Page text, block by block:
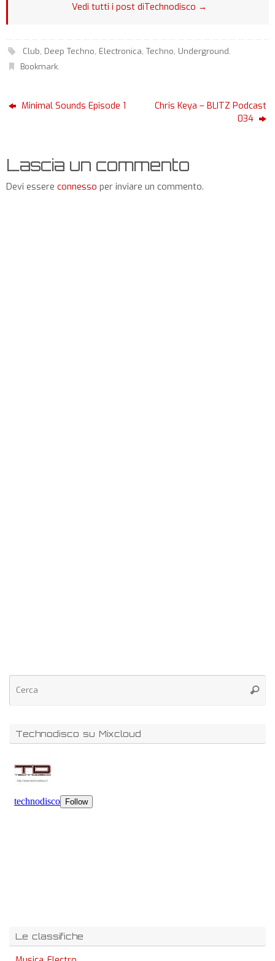
Vedi tutti i post diTechnodisco →
Club, Deep Techno, Electronica, Techno, Underground.
Bookmark.
Minimal Sounds Episode 1
Chris Keya – BLITZ Podcast
034
Lascia un commento
Devi essere connesso per inviare un commento.
Technodisco su Mixcloud
Le classifiche